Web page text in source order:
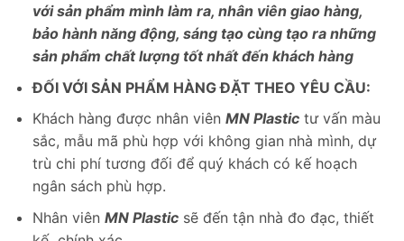
với sản phẩm mình làm ra, nhân viên giao hàng,
bảo hành năng động, sáng tạo cùng tạo ra những
sản phẩm chất lượng tốt nhất đến khách hàng
ĐỐI VỚI SẢN PHẨM HÀNG ĐẶT THEO YÊU CẦU:
Khách hàng được nhân viên MN Plastictư vấn màu
sắc, mẫu mã phù hợp với không gian nhà mình, dự
trù chi phí tương đối để quý khách có kế hoạch
ngân sách phù hợp.
Nhân viên MN Plasticsẽ đến tận nhà đo đạc, thiết